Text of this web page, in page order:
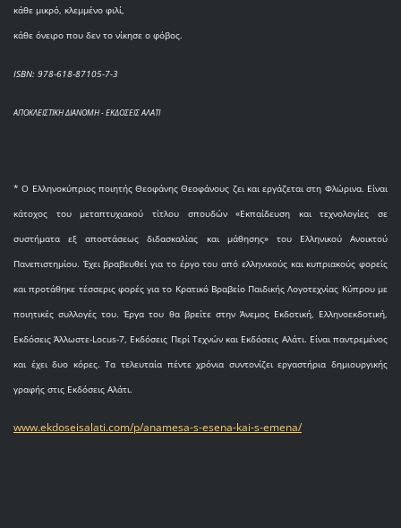
κάθε μικρό, κλεμμένο φιλί,
κάθε όνειρο που δεν το νίκησε ο φόβος.
ISBN: 978-618-87105-7-3
ΑΠΟΚΛΕΙΣΤΙΚΗ ΔΙΑΝΟΜΗ - ΕΚΔΟΣΕΙΣ ΑΛΑΤΙ
* O Eλληνοκύπριος ποιητής Θεοφάνης Θεοφάνους ζει και εργάζεται στη Φλώρινα. Είναι
κάτοχος του μεταπτυχιακού τίτλου σπουδών «Εκπαίδευση και τεχνολογίες σε
συστήματα εξ αποστάσεως διδασκαλίας και μάθησης» του Ελληνικού Ανοικτού
Πανεπιστημίου. Έχει βραβευθεί για το έργο του από ελληνικούς και κυπριακούς φορείς
και προτάθηκε τέσσερις φορές για το Κρατικό Βραβείο Παιδικής Λογοτεχνίας Κύπρου με
ποιητικές συλλογές του. Έργα του θα βρείτε στην Άνεμος Εκδοτική, Ελληνοεκδοτική,
Εκδόσεις Άλλωστε-Locus-7, Εκδόσεις Περί Τεχνών και Εκδόσεις Αλάτι. Είναι παντρεμένος
και έχει δυο κόρες. Τα τελευταία πέντε χρόνια συντονίζει εργαστήρια δημιουργικής
γραφής στις Εκδόσεις Αλάτι.
www.ekdoseisalati.com/p/anamesa-s-esena-kai-s-emena/